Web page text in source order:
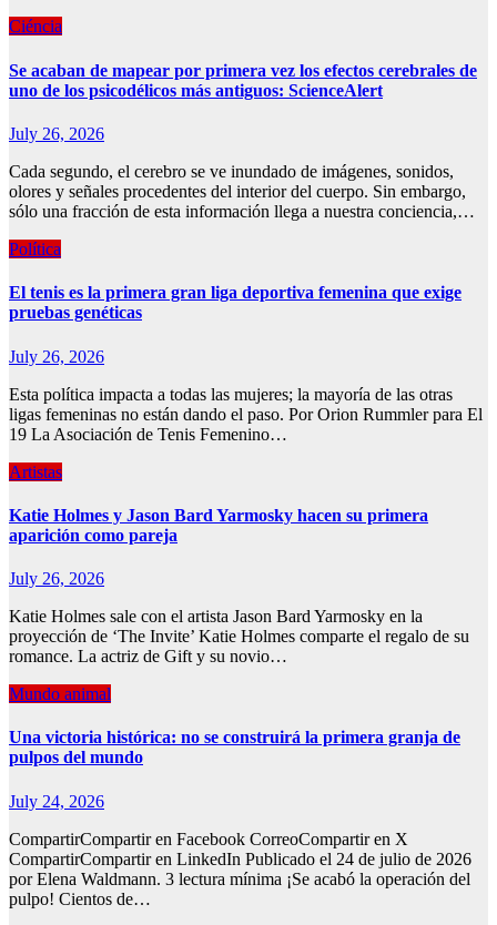
Ciéncia
Se acaban de mapear por primera vez los efectos cerebrales de
uno de los psicodélicos más antiguos: ScienceAlert
July 26, 2026
Cada segundo, el cerebro se ve inundado de imágenes, sonidos,
olores y señales procedentes del interior del cuerpo. Sin embargo,
sólo una fracción de esta información llega a nuestra conciencia,…
Política
El tenis es la primera gran liga deportiva femenina que exige
pruebas genéticas
July 26, 2026
Esta política impacta a todas las mujeres; la mayoría de las otras
ligas femeninas no están dando el paso. Por Orion Rummler para El
19 La Asociación de Tenis Femenino…
Artistas
Katie Holmes y Jason Bard Yarmosky hacen su primera
aparición como pareja
July 26, 2026
Katie Holmes sale con el artista Jason Bard Yarmosky en la
proyección de ‘The Invite’ Katie Holmes comparte el regalo de su
romance. La actriz de Gift y su novio…
Mundo animal
Una victoria histórica: no se construirá la primera granja de
pulpos del mundo
July 24, 2026
CompartirCompartir en Facebook CorreoCompartir en X
CompartirCompartir en LinkedIn Publicado el 24 de julio de 2026
por Elena Waldmann. 3 lectura mínima ¡Se acabó la operación del
pulpo! Cientos de…